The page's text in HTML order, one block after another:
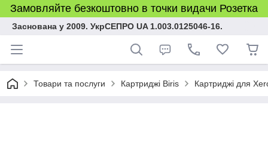
Замовляйте безкоштовно в точки видачи Розетка
Заснована у 2009. УкрСЕПРО UA 1.003.0125046-16.
Товари та послуги Картриджі Biris Картриджі для